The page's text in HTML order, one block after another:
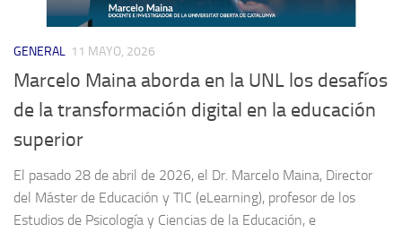
GENERAL 11 MAYO, 2026
Marcelo Maina aborda en la UNL los desafíos
de la transformación digital en la educación
superior
El pasado 28 de abril de 2026, el Dr. Marcelo Maina, Director
del Máster de Educación y TIC (eLearning), profesor de los
Estudios de Psicología y Ciencias de la Educación, e